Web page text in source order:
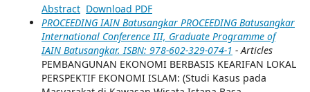
Abstract Download PDF
PROCEEDING IAIN Batusangkar PROCEEDING Batusangkar
International Conference III, Graduate Programme of
IAIN Batusangkar. ISBN: 978-602-329-074-1 - Articles
PEMBANGUNAN EKONOMI BERBASIS KEARIFAN LOKAL
PERSPEKTIF EKONOMI ISLAM: (Studi Kasus pada